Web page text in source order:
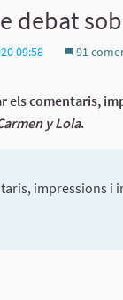
debat
09:58 91
els comentaris,
y Lola.
impressions